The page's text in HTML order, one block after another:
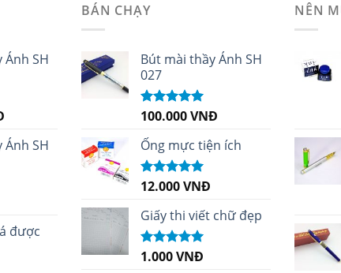
SH
SH
được
BÁN CHẠY
Bút mài thầy Ánh SH
027
Được xếp
sao
100.000VNĐ
Ống mực tiện ích
Được xếp
sao
12.000VNĐ
Giấy thi viết chữ đẹp
Được xếp
1.000VNĐ
NÊN